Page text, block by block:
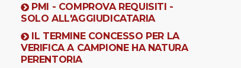
PMI - COMPROVA REQUISITI -
SOLO ALL'AGGIUDICATARIA
IL TERMINE CONCESSO PER LA
VERIFICA A CAMPIONE HA NATURA
PERENTORIA